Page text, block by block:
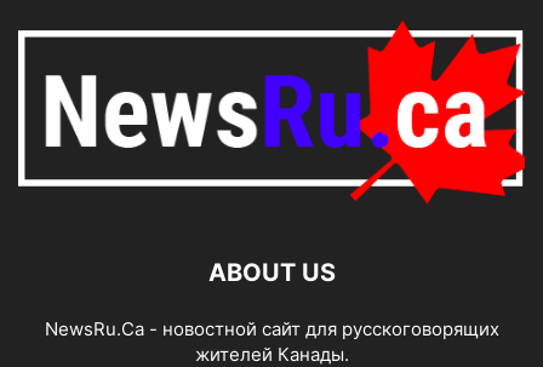
ABOUT US
NewsRu.Ca - новостной сайт для русскоговорящих
жителей Канады.